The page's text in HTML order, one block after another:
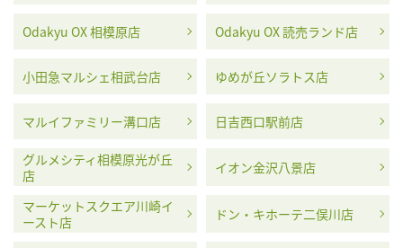
Odakyu OX 相模原店 Odakyu OX 読売ランド店
小田急マルシェ相武台店 ゆめが丘ソラトス店
マルイファミリー溝口店 日吉西口駅前店
グルメシティ相模原光が丘
店
イオン金沢八景店
マーケットスクエア川崎イ
ースト店
ドン・キホーテ二俣川店